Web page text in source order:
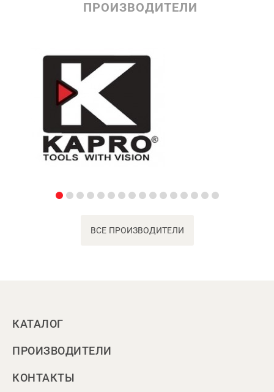
ПРОИЗВОДИТЕЛИ
ВСЕ ПРОИЗВОДИТЕЛИ
КАТАЛОГ
ПРОИЗВОДИТЕЛИ
КОНТАКТЫ